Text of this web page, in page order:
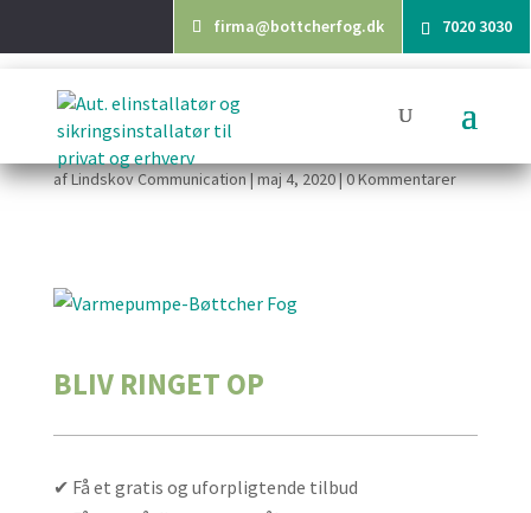
7020 3030
firma@bottcherfog.dk
VARMEPUMPE-BØTTCHER
FOG
afLindskov Communication|maj 4, 2020|0 Kommentarer
BLIV RINGET OP
✔ Få et gratis og uforpligtende tilbud